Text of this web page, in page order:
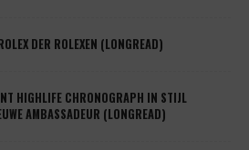
DER ROLEXEN (LONGREAD)
HIGHLIFE CHRONOGRAPH IN STIJL
AMBASSADEUR (LONGREAD)